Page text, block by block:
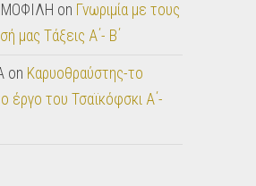
on Γνωριμία με τους
μας Tάξεις Α΄- Β΄
on Καρυοθραύστης-το
έργο του Τσαϊκόφσκι Α΄-